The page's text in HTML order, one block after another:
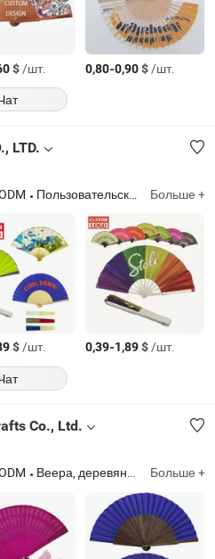
$/шт. 0,80-0,90$/шт.
LTD.
Пользовательские флаги, баннеры, палатки, дисплеи и аксессуары; рекламные подарки; пользовательская одежда и аксессуары; модные аксессуары; пользовательские сумки Больше +
$/шт. 0,39-1,89$/шт.
Co., Ltd.
Веера, деревянные веера, большие веера, пластиковые веера, кружевные веера, кастомные веера, печатные веера, испанские веера Больше +